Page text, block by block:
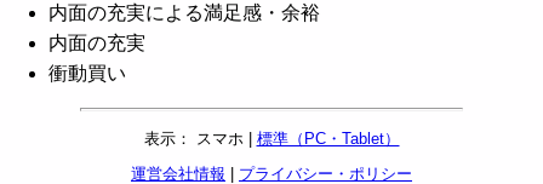
内面の充実による満足感・余裕
内面の充実
衝動買い
表示： スマホ | 標準（PC・Tablet）
運営会社情報
プライバシー・ポリシー